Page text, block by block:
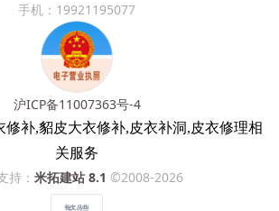
手机：19921195077
沪ICP备11007363号-4
修补,貂皮大衣修补,皮衣补洞,皮衣修理相
关服务
持： 米拓建站 8.1 ©2008-2026